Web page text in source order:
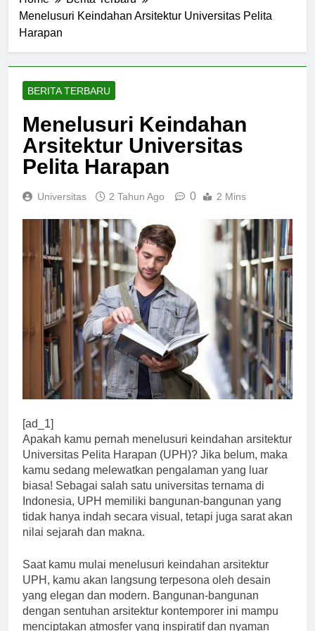
Home
Berita Terbaru
Menelusuri Keindahan Arsitektur Universitas Pelita
BERITA TERBARU
Menelusuri Keindahan
Arsitektur Universitas
Pelita Harapan
[ad_1]
Apakah kamu pernah menelusuri keindahan arsitektur
Universitas Pelita Harapan (UPH)? Jika belum, maka
kamu sedang melewatkan pengalaman yang luar
biasa! Sebagai salah satu universitas ternama di
Indonesia, UPH memiliki bangunan-bangunan yang
tidak hanya indah secara visual, tetapi juga sarat akan
Saat kamu mulai menelusuri keindahan arsitektur
UPH, kamu akan langsung terpesona oleh desain
yang elegan dan modern. Bangunan-bangunan
dengan sentuhan arsitektur kontemporer ini mampu